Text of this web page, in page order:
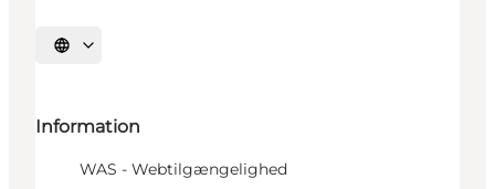
Vælg sprog
Information
WAS - Webtilgængelighed